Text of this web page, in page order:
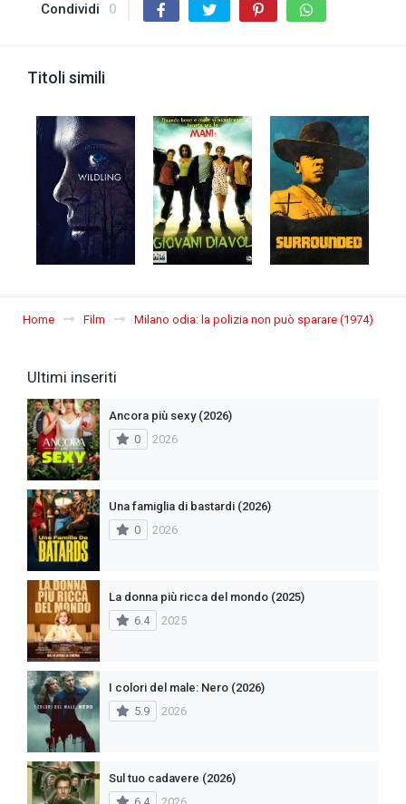
Condividi 0
Titoli simili
Home Film Milano odia: la polizia non può sparare (1974)
Ultimi inseriti
Ancora più sexy (2026)
0
2026
Una famiglia di bastardi (2026)
0
2026
La donna più ricca del mondo (2025)
6.4
2025
I colori del male: Nero (2026)
5.9
2026
Sul tuo cadavere (2026)